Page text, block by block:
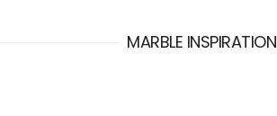
MARBLE INSPIRATION